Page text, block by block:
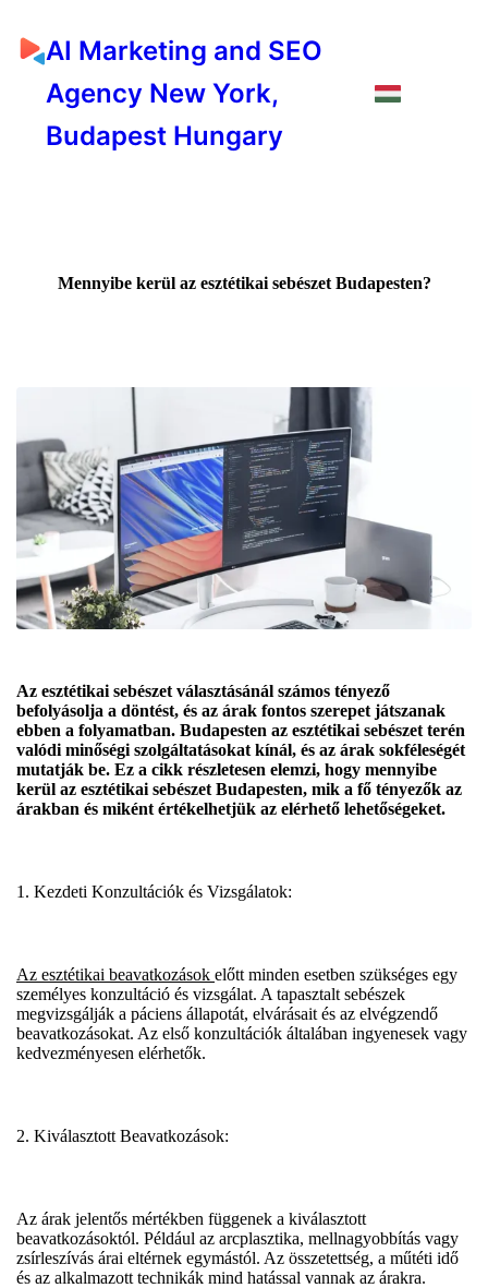
AI Marketing and SEO
Agency New York,
Budapest Hungary
Mennyibe kerül az esztétikai sebészet Budapesten?
Az esztétikai sebészet választásánál számos tényező
befolyásolja a döntést, és az árak fontos szerepet játszanak
ebben a folyamatban. Budapesten az esztétikai sebészet terén
valódi minőségi szolgáltatásokat kínál, és az árak sokféleségét
mutatják be. Ez a cikk részletesen elemzi, hogy mennyibe
kerül az esztétikai sebészet Budapesten, mik a fő tényezők az
árakban és miként értékelhetjük az elérhető lehetőségeket.
1. Kezdeti Konzultációk és Vizsgálatok:
Az esztétikai beavatkozások előtt minden esetben szükséges egy
személyes konzultáció és vizsgálat. A tapasztalt sebészek
megvizsgálják a páciens állapotát, elvárásait és az elvégzendő
beavatkozásokat. Az első konzultációk általában ingyenesek vagy
kedvezményesen elérhetők.
2. Kiválasztott Beavatkozások:
Az árak jelentős mértékben függenek a kiválasztott
beavatkozásoktól. Például az arcplasztika, mellnagyobbítás vagy
zsírleszívás árai eltérnek egymástól. Az összetettség, a műtéti idő
és az alkalmazott technikák mind hatással vannak az árakra.